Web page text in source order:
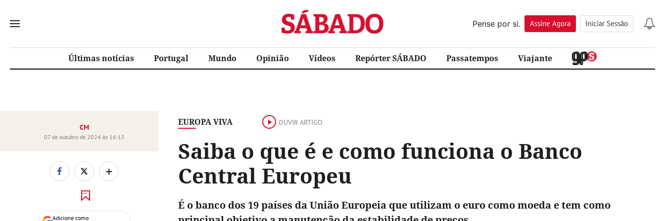
Sábado
Pense por si.
Assine Agora Iniciar Sessão
Últimas notícias Portugal Mundo Opinião Vídeos Repórter SÁBADO Passatempos Viajante
EUROPA VIVA OUVIR ARTIGO
Saiba o que é e como funciona o Banco
Central Europeu
CM
07 de outubro de 2024 às 16:15
+
Adicione como
É o banco dos 19 países da União Europeia que utilizam o euro como moeda e tem como